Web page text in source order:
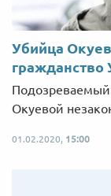
Убийца
гражданство
Окуевой
01.02.2020, 15:00